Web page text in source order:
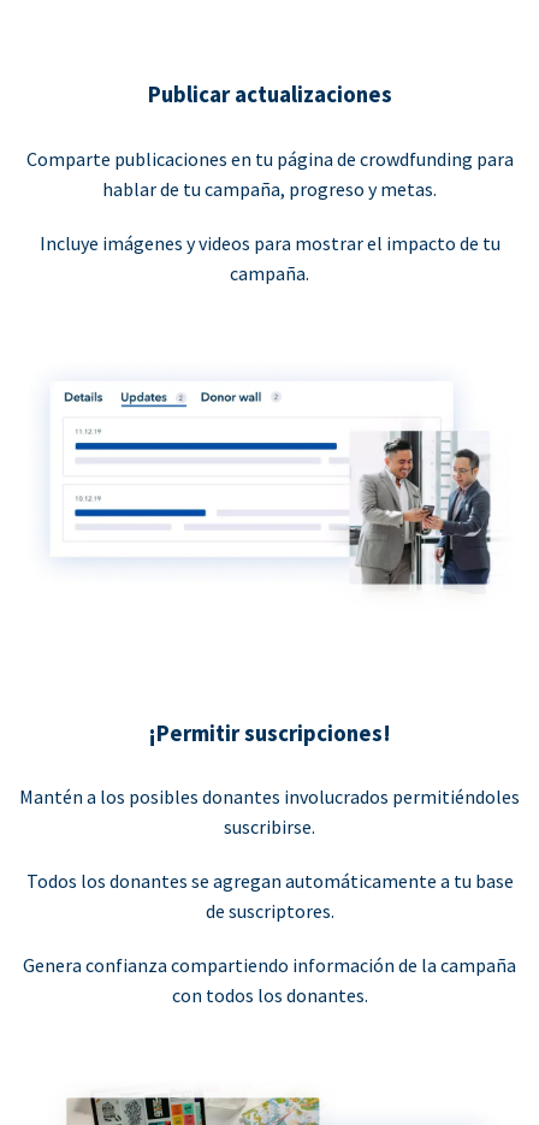
Publicar actualizaciones
Comparte publicaciones en tu página de crowdfunding para
hablar de tu campaña, progreso y metas.
Incluye imágenes y videos para mostrar el impacto de tu
campaña.
¡Permitir suscripciones!
Mantén a los posibles donantes involucrados permitiéndoles
suscribirse.
Todos los donantes se agregan automáticamente a tu base
de suscriptores.
Genera confianza compartiendo información de la campaña
con todos los donantes.